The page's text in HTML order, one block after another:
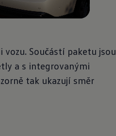
Součástí paketu jsou
a s integrovanými
tak ukazují směr